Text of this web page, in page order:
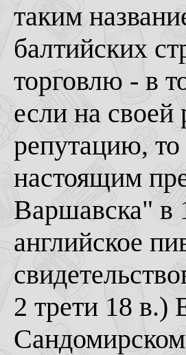
таким
балтийских
торговлю - в
если на
репутацию,
настоящим
Варшавска" в
английское
2 трети 18 в.)